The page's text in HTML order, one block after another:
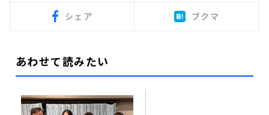
シェア ブクマ
あわせて読みたい